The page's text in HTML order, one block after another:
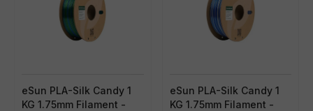
eSun PLA-Silk Candy 1
KG 1.75mm Filament -
eSun PLA-Silk Candy 1
KG 1.75mm Filament -